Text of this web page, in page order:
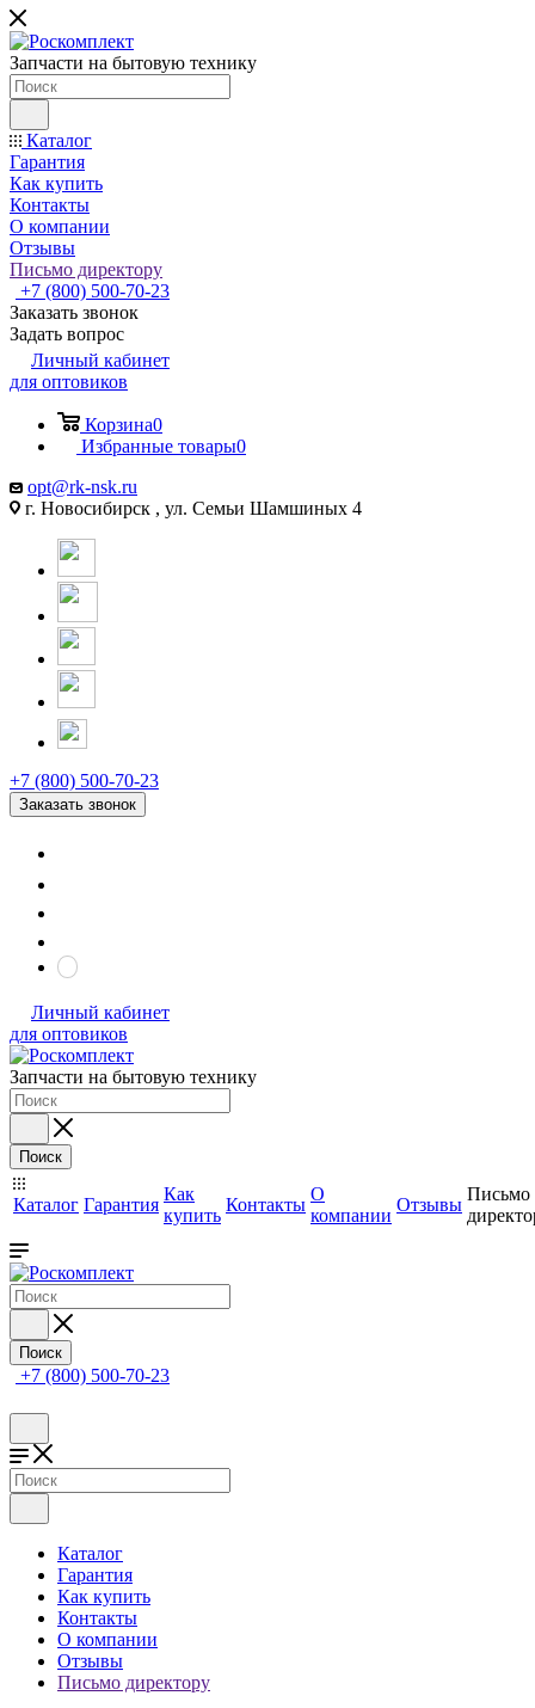
Запчасти на бытовую технику
Каталог
Гарантия
Как купить
Контакты
О компании
Отзывы
Письмо директору
+7 (800) 500-70-23
Заказать звонок
Задать вопрос
Личный кабинет
для оптовиков
Корзина0
Избранные товары0
opt@rk-nsk.ru
г. Новосибирск , ул. Семьи Шамшиных 4
+7 (800) 500-70-23
Заказать звонок
Личный кабинет
для оптовиков
Запчасти на бытовую технику
Поиск
Каталог Гарантия
Как
купить
Контакты
О
компании
Отзывы
Письмо
Поиск
+7 (800) 500-70-23
Каталог
Гарантия
Как купить
Контакты
О компании
Отзывы
Письмо директору